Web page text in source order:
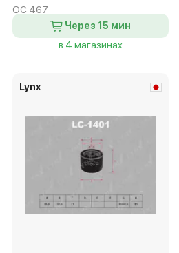
OC 467
Через 15 мин
в 4 магазинах
Lynx